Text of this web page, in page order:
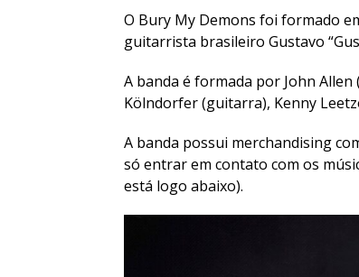
O Bury My Demons foi formado
guitarrista brasileiro Gustavo
A banda é formada por John
Kölndorfer (guitarra), Kenny
A banda possui merchandising
só entrar em contato com os
está logo abaixo).